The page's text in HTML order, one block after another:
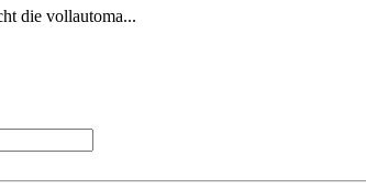
die vollautoma...